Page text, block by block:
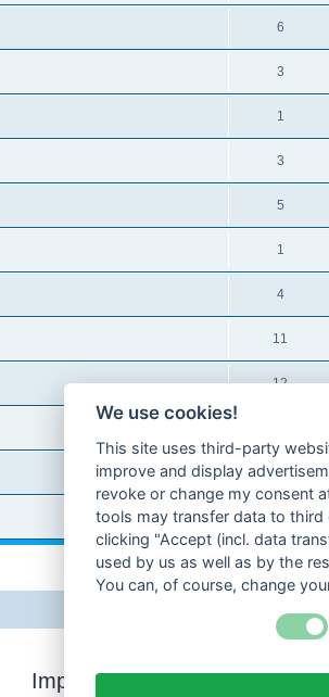
6
3
1
3
5
1
4
11
12
3
4
Impressum
We use cookies!
This site uses third-party
improve and display
revoke or change my consent
tools may transfer data to third
clicking "Accept (incl. data
used by us as well as by the
You can, of course, change